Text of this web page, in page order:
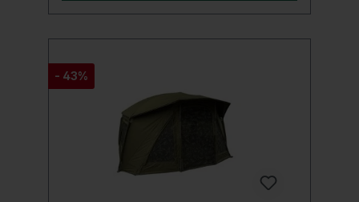
alkatrész egyenként is megvásárolható)
- 43%